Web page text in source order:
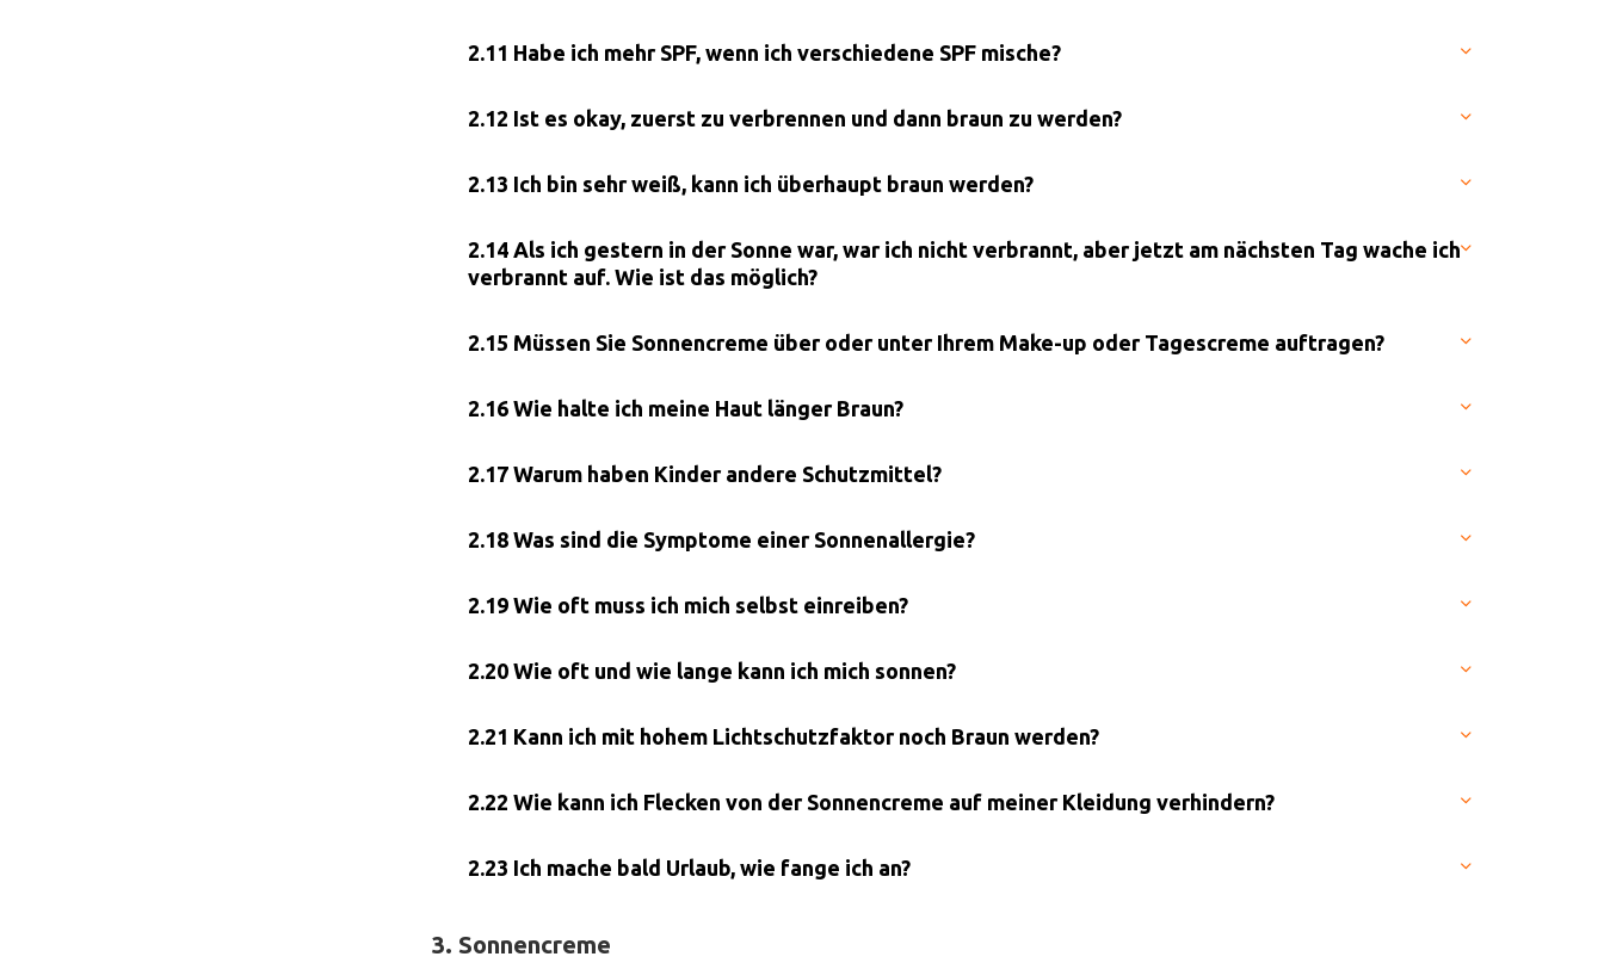
2.11 Habe ich mehr SPF, wenn ich verschiedene SPF mische?
2.12 Ist es okay, zuerst zu verbrennen und dann braun zu werden?
2.13 Ich bin sehr weiß, kann ich überhaupt braun werden?
2.14 Als ich gestern in der Sonne war, war ich nicht verbrannt, aber jetzt am nächsten Tag wache ich
verbrannt auf. Wie ist das möglich?
2.15 Müssen Sie Sonnencreme über oder unter Ihrem Make-up oder Tagescreme auftragen?
2.16 Wie halte ich meine Haut länger Braun?
2.17 Warum haben Kinder andere Schutzmittel?
2.18 Was sind die Symptome einer Sonnenallergie?
2.19 Wie oft muss ich mich selbst einreiben?
2.20 Wie oft und wie lange kann ich mich sonnen?
2.21 Kann ich mit hohem Lichtschutzfaktor noch Braun werden?
2.22 Wie kann ich Flecken von der Sonnencreme auf meiner Kleidung verhindern?
2.23 Ich mache bald Urlaub, wie fange ich an?
3. Sonnencreme